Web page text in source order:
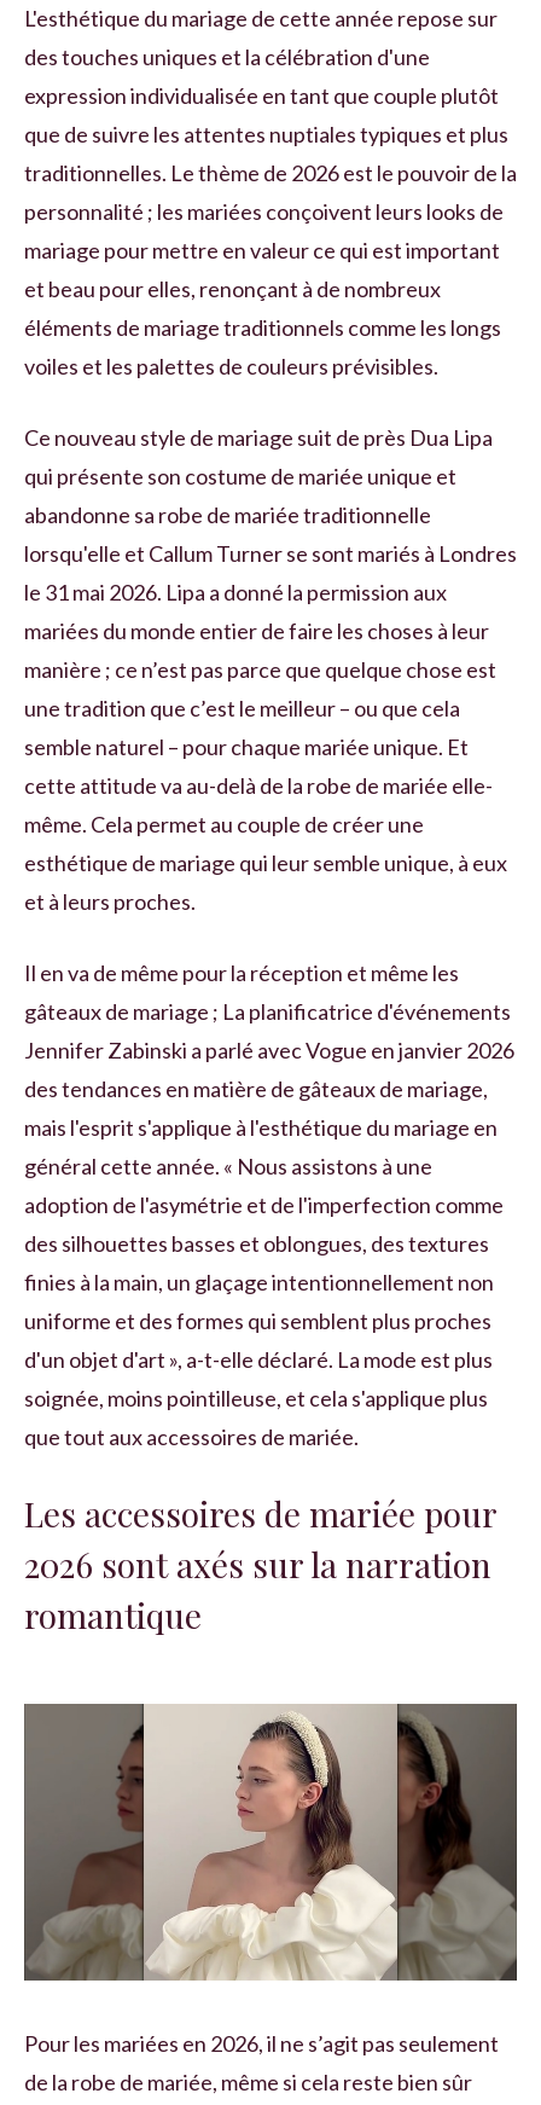
L'esthétique du mariage de cette année repose sur
des touches uniques et la célébration d'une
expression individualisée en tant que couple plutôt
que de suivre les attentes nuptiales typiques et plus
traditionnelles. Le thème de 2026 est le pouvoir de la
personnalité ; les mariées conçoivent leurs looks de
mariage pour mettre en valeur ce qui est important
et beau pour elles, renonçant à de nombreux
éléments de mariage traditionnels comme les longs
voiles et les palettes de couleurs prévisibles.
Ce nouveau style de mariage suit de près Dua Lipa
qui présente son costume de mariée unique et
abandonne sa robe de mariée traditionnelle
lorsqu'elle et Callum Turner se sont mariés à Londres
le 31 mai 2026. Lipa a donné la permission aux
mariées du monde entier de faire les choses à leur
manière ; ce n’est pas parce que quelque chose est
une tradition que c’est le meilleur – ou que cela
semble naturel – pour chaque mariée unique. Et
cette attitude va au-delà de la robe de mariée elle-
même. Cela permet au couple de créer une
esthétique de mariage qui leur semble unique, à eux
et à leurs proches.
Il en va de même pour la réception et même les
gâteaux de mariage ; La planificatrice d'événements
Jennifer Zabinski a parlé avec Vogue en janvier 2026
des tendances en matière de gâteaux de mariage,
mais l'esprit s'applique à l'esthétique du mariage en
général cette année. « Nous assistons à une
adoption de l'asymétrie et de l'imperfection comme
des silhouettes basses et oblongues, des textures
finies à la main, un glaçage intentionnellement non
uniforme et des formes qui semblent plus proches
d'un objet d'art », a-t-elle déclaré. La mode est plus
soignée, moins pointilleuse, et cela s'applique plus
que tout aux accessoires de mariée.
Les accessoires de mariée pour
2026 sont axés sur la narration
romantique
Pour les mariées en 2026, il ne s’agit pas seulement
de la robe de mariée, même si cela reste bien sûr